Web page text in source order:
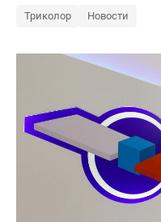
Триколор Новости